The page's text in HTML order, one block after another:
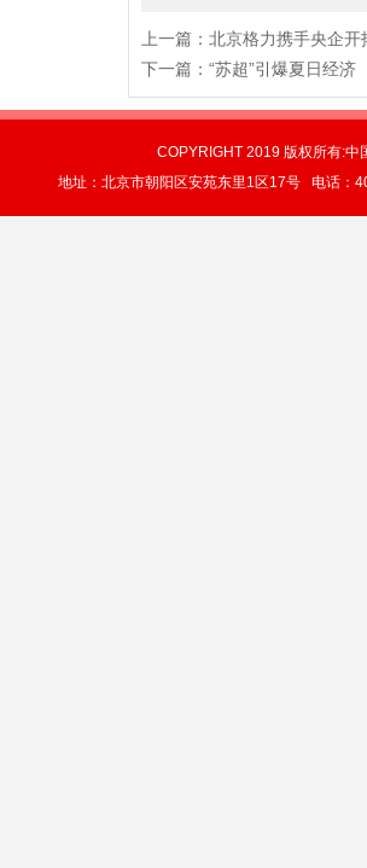
上一篇： 北京格力携手央企开
下一篇： “苏超”引爆夏日经济
COPYRIGHT 2019 版权所有:
地址：北京市朝阳区安苑东里1区17号 电话